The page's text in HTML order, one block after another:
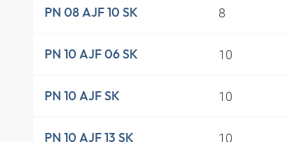
PN 08 AJF 10 SK 8
PN 10 AJF 06 SK 10
PN 10 AJF SK 10
PN 10 AJF 13 SK 10